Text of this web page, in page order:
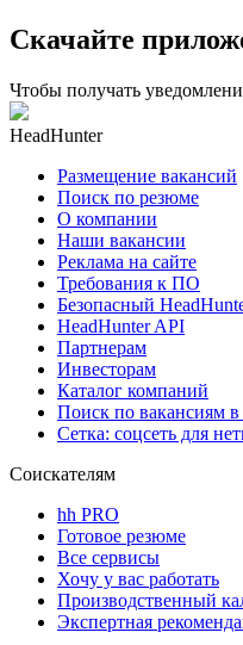
Скачайте
Чтобы получать
HeadHunter
Размещение вакансий
Поиск по резюме
О компании
Наши вакансии
Реклама на сайте
Требования к ПО
Безопасный
HeadHunter API
Партнерам
Инвесторам
Каталог компаний
Поиск по вакансиям
Сетка: соцсеть для
Соискателям
hh PRO
Готовое резюме
Все сервисы
Хочу у вас работать
Производственный
Экспертная